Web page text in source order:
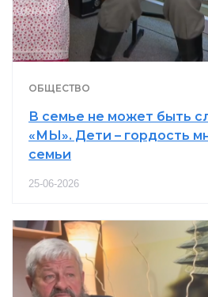
ОБЩЕСТВО
В семье не может быть
«МЫ». Дети – гордость
семьи
25-06-2026